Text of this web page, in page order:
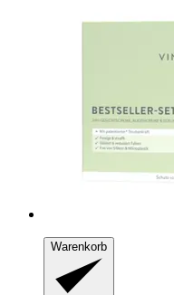
Warenkorb